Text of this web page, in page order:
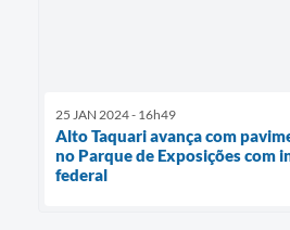
25 JAN 2024 - 16h49
Alto Taquari avança com
no Parque de Exposições com
federal